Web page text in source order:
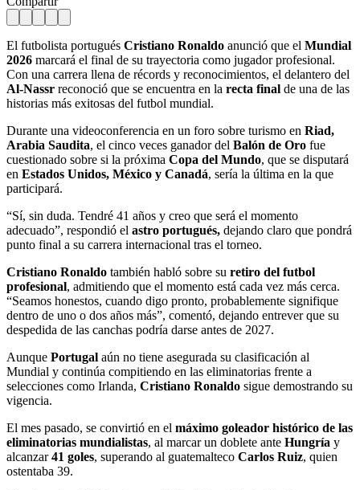
El futbolista portugués Cristiano Ronaldo anunció que el Mundial
2026 marcará el final de su trayectoria como jugador profesional.
Con una carrera llena de récords y reconocimientos, el delantero del
Al-Nassr reconoció que se encuentra en la recta final de una de las
historias más exitosas del futbol mundial.
Durante una videoconferencia en un foro sobre turismo en Riad,
Arabia Saudita, el cinco veces ganador del Balón de Oro fue
cuestionado sobre si la próxima Copa del Mundo, que se disputará
en Estados Unidos, México y Canadá, sería la última en la que
participará.
“Sí, sin duda. Tendré 41 años y creo que será el momento
adecuado”, respondió el astro portugués, dejando claro que pondrá
punto final a su carrera internacional tras el torneo.
Cristiano Ronaldo también habló sobre su retiro del futbol
profesional, admitiendo que el momento está cada vez más cerca.
“Seamos honestos, cuando digo pronto, probablemente signifique
dentro de uno o dos años más”, comentó, dejando entrever que su
despedida de las canchas podría darse antes de 2027.
Aunque Portugal aún no tiene asegurada su clasificación al
Mundial y continúa compitiendo en las eliminatorias frente a
selecciones como Irlanda, Cristiano Ronaldo sigue demostrando su
vigencia.
El mes pasado, se convirtió en el máximo goleador histórico de las
eliminatorias mundialistas, al marcar un doblete ante Hungría y
alcanzar41 goles, superando al guatemalteco Carlos Ruiz, quien
ostentaba 39.